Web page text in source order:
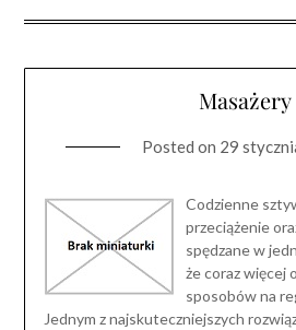
Masażery
Posted on 29
Codzienne
przeciążenie
spędzane w
że coraz więcej
sposobów na
Jednym z najskuteczniejszych